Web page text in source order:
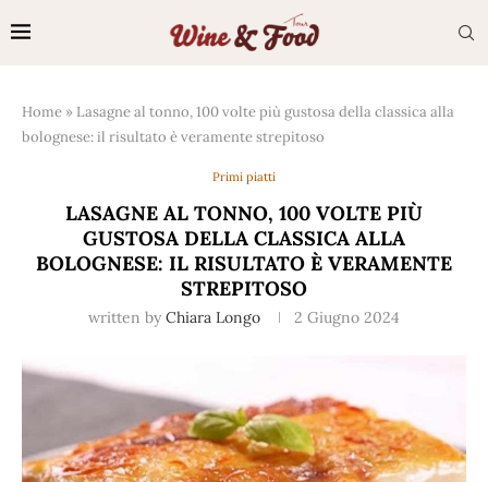
Home » Lasagne al tonno, 100 volte più gustosa della classica alla
bolognese: il risultato è veramente strepitoso
Primi piatti
LASAGNE AL TONNO, 100 VOLTE PIÙ
GUSTOSA DELLA CLASSICA ALLA
BOLOGNESE: IL RISULTATO È VERAMENTE
STREPITOSO
written by Chiara Longo 2 Giugno 2024